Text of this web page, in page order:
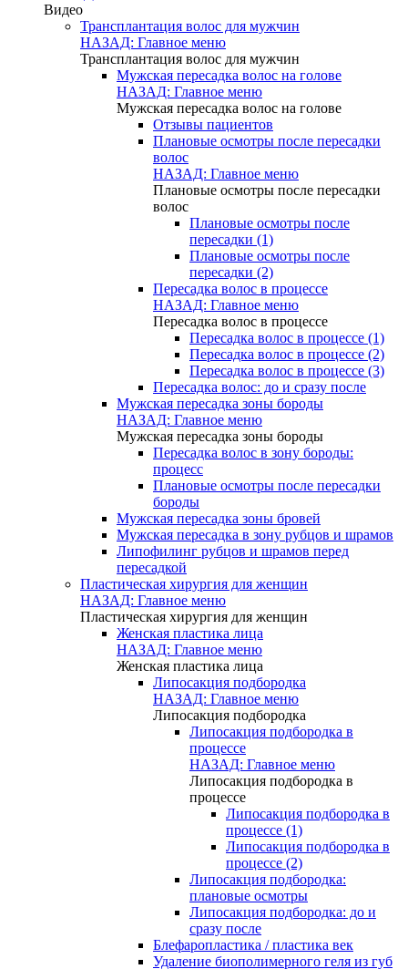
Видео
Трансплантация волос для мужчин
НАЗАД: Главное меню
Трансплантация волос для мужчин
Мужская пересадка волос на голове
НАЗАД: Главное меню
Мужская пересадка волос на голове
Отзывы пациентов
Плановые осмотры после пересадки
волос
НАЗАД: Главное меню
Плановые осмотры после пересадки
волос
Плановые осмотры после
пересадки (1)
Плановые осмотры после
пересадки (2)
Пересадка волос в процессе
НАЗАД: Главное меню
Пересадка волос в процессе
Пересадка волос в процессе (1)
Пересадка волос в процессе (2)
Пересадка волос в процессе (3)
Пересадка волос: до и сразу после
Мужская пересадка зоны бороды
НАЗАД: Главное меню
Мужская пересадка зоны бороды
Пересадка волос в зону бороды:
процесс
Плановые осмотры после пересадки
бороды
Мужская пересадка зоны бровей
Мужская пересадка в зону рубцов и шрамов
Липофилинг рубцов и шрамов перед
пересадкой
Пластическая хирургия для женщин
НАЗАД: Главное меню
Пластическая хирургия для женщин
Женская пластика лица
НАЗАД: Главное меню
Женская пластика лица
Липосакция подбородка
НАЗАД: Главное меню
Липосакция подбородка
Липосакция подбородка в
процессе
НАЗАД: Главное меню
Липосакция подбородка в
процессе
Липосакция подбородка в
процессе (1)
Липосакция подбородка в
процессе (2)
Липосакция подбородка:
плановые осмотры
Липосакция подбородка: до и
сразу после
Блефаропластика / пластика век
Удаление биополимерного геля из губ